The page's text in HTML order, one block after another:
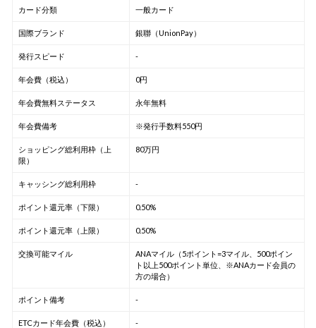
カード分類 一般カード
国際ブランド 銀聯（UnionPay）
発行スピード -
年会費（税込） 0円
年会費無料ステータス 永年無料
年会費備考 ※発行手数料550円
ショッピング総利用枠（上
限）
80万円
キャッシング総利用枠 -
ポイント還元率（下限） 0.50%
ポイント還元率（上限） 0.50%
交換可能マイル
ANAマイル（5ポイント=3マイル、500ポイン
ト以上500ポイント単位、※ANAカード会員の
方の場合）
ポイント備考 -
ETCカード年会費（税込） -